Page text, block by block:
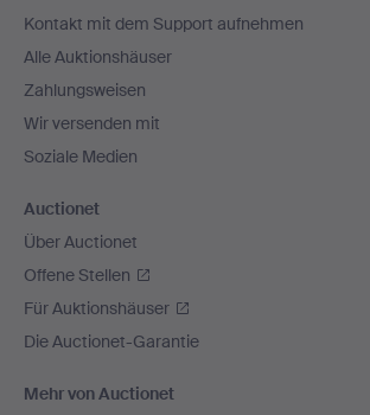
Kontakt mit dem Support aufnehmen
Alle Auktionshäuser
Zahlungsweisen
Wir versenden mit
Soziale Medien
Auctionet
Über Auctionet
Offene Stellen
Für Auktionshäuser
Die Auctionet-Garantie
Mehr von Auctionet